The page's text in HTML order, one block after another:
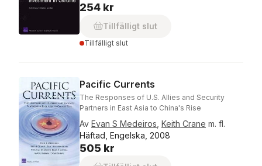
254 kr
Tillfälligt slut
Tillfälligt slut
Pacific Currents
The Responses of U.S. Allies and Security
Partners in East Asia to China's Rise
Av Evan S Medeiros Keith Crane m. fl.
Häftad, Engelska, 2008
505 kr